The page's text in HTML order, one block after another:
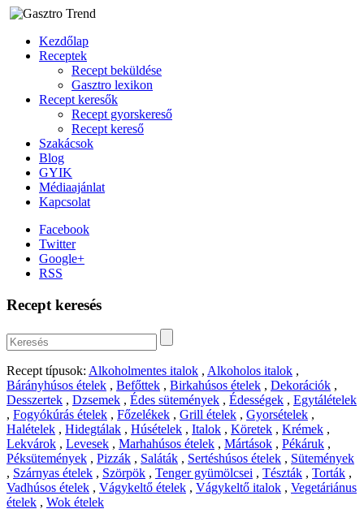
Kezdőlap
Receptek
Recept beküldése
Gasztro lexikon
Recept keresők
Recept gyorskereső
Recept kereső
Szakácsok
Blog
GYIK
Médiaajánlat
Kapcsolat
Facebook
Twitter
Google+
RSS
Recept keresés
Recept típusok: Alkoholmentes italok , Alkoholos italok ,
Bárányhúsos ételek , Befőttek , Birkahúsos ételek , Dekorációk ,
Desszertek , Dzsemek , Édes sütemények , Édességek , Egytálételek
, Fogyókúrás ételek , Főzelékek , Grill ételek , Gyorsételek ,
Halételek , Hidegtálak , Húsételek , Italok , Köretek , Krémek ,
Lekvárok , Levesek , Marhahúsos ételek , Mártások , Pékáruk ,
Péksütemények , Pizzák , Saláták , Sertéshúsos ételek , Sütemények
, Szárnyas ételek , Szörpök , Tenger gyümölcsei , Tészták , Torták ,
Vadhúsos ételek , Vágykeltő ételek , Vágykeltő italok , Vegetáriánus
ételek , Wok ételek